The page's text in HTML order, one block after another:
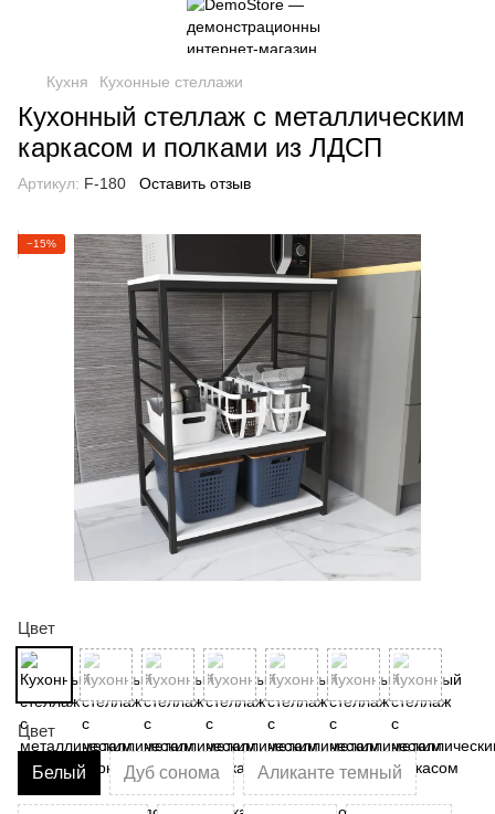
Кухня Кухонные стеллажи
Кухонный стеллаж с металлическим
каркасом и полками из ЛДСП
Артикул: F-180 Оставить отзыв
−15%
Цвет
Цвет
Белый Дуб сонома Аликанте темный